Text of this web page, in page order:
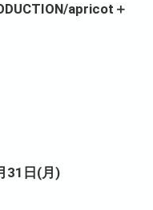
apricot＋
31日(月)